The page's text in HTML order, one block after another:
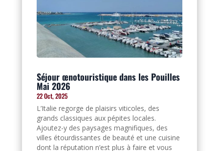
Séjour œnotouristique dans les Pouilles
Mai 2026
22 Oct, 2025
L’Italie regorge de plaisirs viticoles, des
grands classiques aux pépites locales.
Ajoutez-y des paysages magnifiques, des
villes étourdissantes de beauté et une cuisine
dont la réputation n’est plus à faire et vous